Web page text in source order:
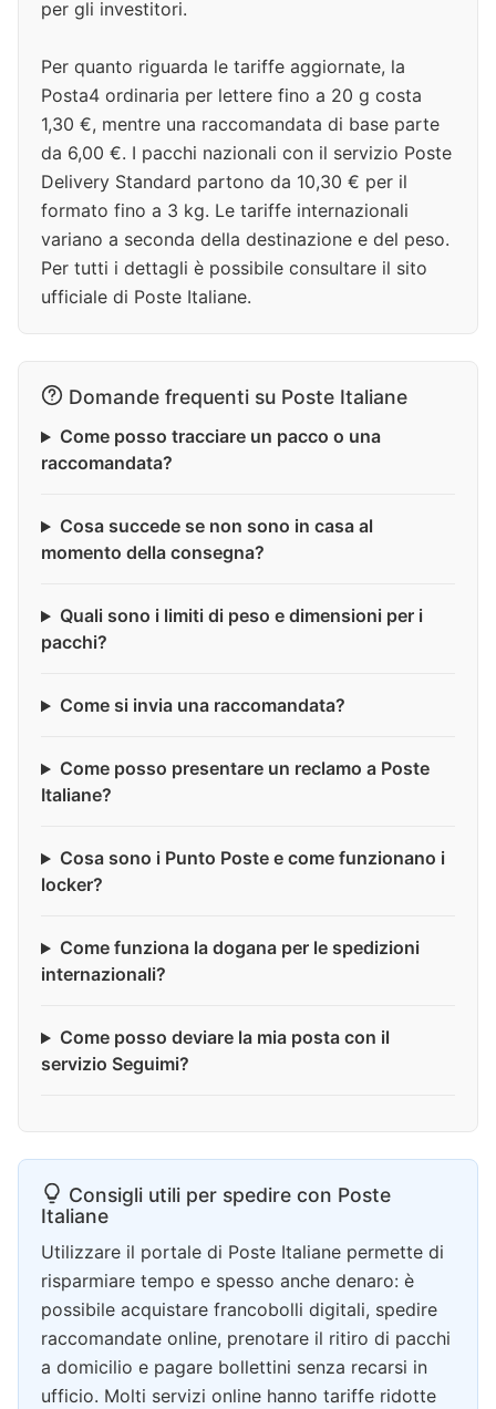
per gli investitori.
Per quanto riguarda le tariffe aggiornate, la
Posta4 ordinaria per lettere fino a 20 g costa
1,30 €, mentre una raccomandata di base parte
da 6,00 €. I pacchi nazionali con il servizio Poste
Delivery Standard partono da 10,30 € per il
formato fino a 3 kg. Le tariffe internazionali
variano a seconda della destinazione e del peso.
Per tutti i dettagli è possibile consultare il sito
ufficiale di Poste Italiane.
Domande frequenti su Poste Italiane
Come posso tracciare un pacco o una
raccomandata?
Cosa succede se non sono in casa al
momento della consegna?
Quali sono i limiti di peso e dimensioni per i
pacchi?
Come si invia una raccomandata?
Come posso presentare un reclamo a Poste
Italiane?
Cosa sono i Punto Poste e come funzionano i
locker?
Come funziona la dogana per le spedizioni
internazionali?
Come posso deviare la mia posta con il
servizio Seguimi?
Consigli utili per spedire con Poste
Italiane
Utilizzare il portale di Poste Italiane permette di
risparmiare tempo e spesso anche denaro: è
possibile acquistare francobolli digitali, spedire
raccomandate online, prenotare il ritiro di pacchi
a domicilio e pagare bollettini senza recarsi in
ufficio. Molti servizi online hanno tariffe ridotte